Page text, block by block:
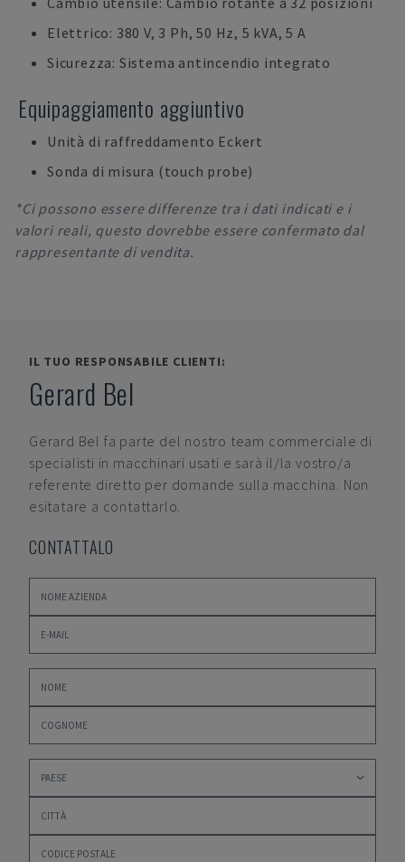
Elettrico: 380 V, 3 Ph, 50 Hz, 5 kVA, 5 A
Sicurezza: Sistema antincendio integrato
Equipaggiamento aggiuntivo
Unità di raffreddamento Eckert
Sonda di misura (touch probe)
*Ci possono essere differenze tra i dati indicati e i
valori reali, questo dovrebbe essere confermato dal
rappresentante di vendita.
IL TUO RESPONSABILE CLIENTI:
Gerard Bel
Gerard Bel fa parte del nostro team commerciale di
specialisti in macchinari usati e sarà il/la vostro/a
referente diretto per domande sulla macchina. Non
esitatare a contattarlo.
CONTATTALO